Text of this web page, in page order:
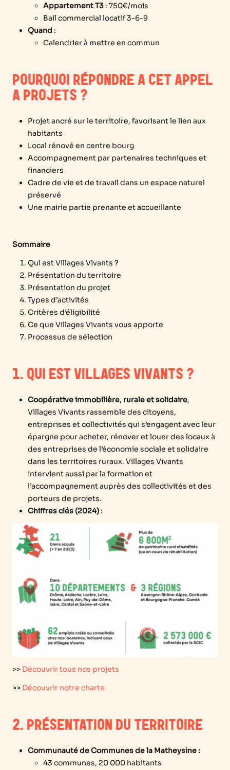
Appartement T3 : 750€/mois
Bail commercial locatif 3-6-9
Quand :
Calendrier à mettre en commun
POURQUOI RÉPONDRE A CET APPEL
A PROJETS ?
Projet ancré sur le territoire, favorisant le lien aux
habitants
Local rénové en centre bourg
Accompagnement par partenaires techniques et
financiers
Cadre de vie et de travail dans un espace naturel
préservé
Une mairie partie prenante et accueillante
Sommaire
Qui est Villages Vivants ?
Présentation du territoire
Présentation du projet
Types d’activités
Critères d’éligibilité
Ce que Villages Vivants vous apporte
Processus de sélection
1. QUI EST VILLAGES VIVANTS ?
Coopérative immobilière, rurale et solidaire,
Villages Vivants rassemble des citoyens,
entreprises et collectivités qui s’engagent avec leur
épargne pour acheter, rénover et louer des locaux à
des entreprises de l’économie sociale et solidaire
dans les territoires ruraux. Villages Vivants
intervient aussi par la formation et
l’accompagnement auprès des collectivités et des
porteurs de projets.
Chiffres clés (2024) :
>> Découvrir tous nos projets
>> Découvrir notre charte
2. PRÉSENTATION DU TERRITOIRE
Communauté de Communes de la Matheysine :
43 communes, 20 000 habitants